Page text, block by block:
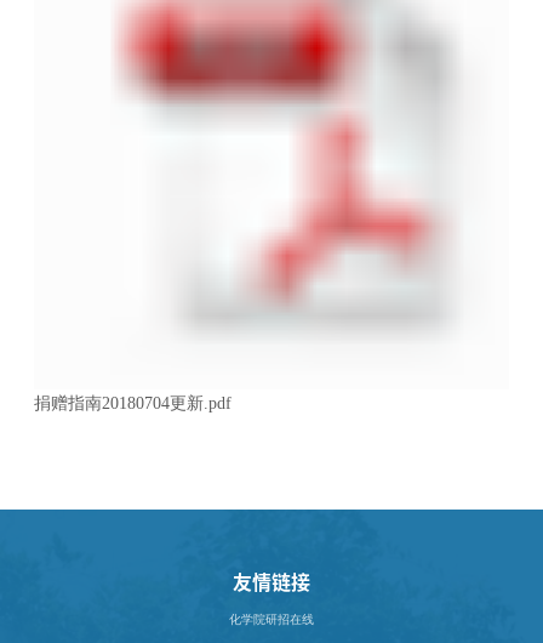
捐赠指南20180704更新.pdf
友情链接
化学院研招在线